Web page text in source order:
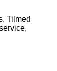
Tilmed